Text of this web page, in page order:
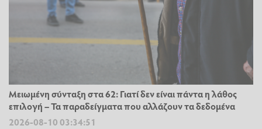
Μειωμένη σύνταξη στα 62: Γιατί δεν είναι πάντα η λάθος
επιλογή – Τα παραδείγματα που αλλάζουν τα δεδομένα
2026-08-10 03:34:51